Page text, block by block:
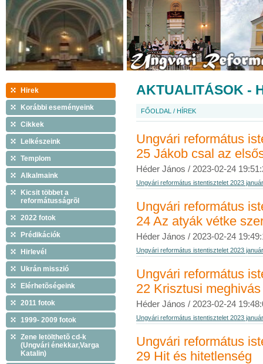
Hirek
Korábbi eseményeink
Cikkek
Lelkészeink
Templom
Alkalmaink
Kicsit többet a
reformátusságrõl
2022 fotok
Prédikációk
Hirlevél
Ukrán misszió
Elérhetõségeink
2011 fotok
1999- 2009 fotok
Zene letölthetõ cd-k
(Ungvári énekkar,Varga
Katalin)
AKTUALITÁSOK -
FŐOLDAL / HÍREK
Ungvári református
25 Jákob csal az
Héder János / 2023-02-24
Ungvári református istentisztelet 2023
Ungvári református
24 Az atyák vétke
Héder János / 2023-02-24
Ungvári református istentisztelet 2023
Ungvári református
22 Krisztusi meghivás
Héder János / 2023-02-24
Ungvári református istentisztelet 2023
Ungvári református
29 Hit és hitetlenség